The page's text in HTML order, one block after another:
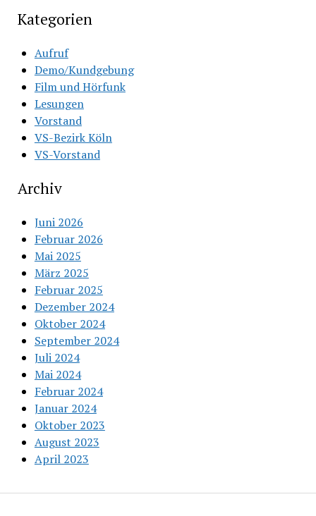
Kategorien
Aufruf
Demo/Kundgebung
Film und Hörfunk
Lesungen
Vorstand
VS-Bezirk Köln
VS-Vorstand
Archiv
Juni 2026
Februar 2026
Mai 2025
März 2025
Februar 2025
Dezember 2024
Oktober 2024
September 2024
Juli 2024
Mai 2024
Februar 2024
Januar 2024
Oktober 2023
August 2023
April 2023